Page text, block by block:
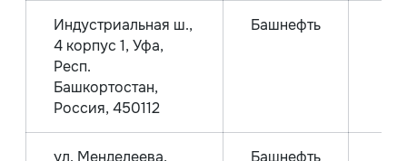
Индустриальная ш.,
4 корпус 1, Уфа,
Респ.
Башкортостан,
Россия, 450112
Башнефть
ул. Менделеева, Башнефть